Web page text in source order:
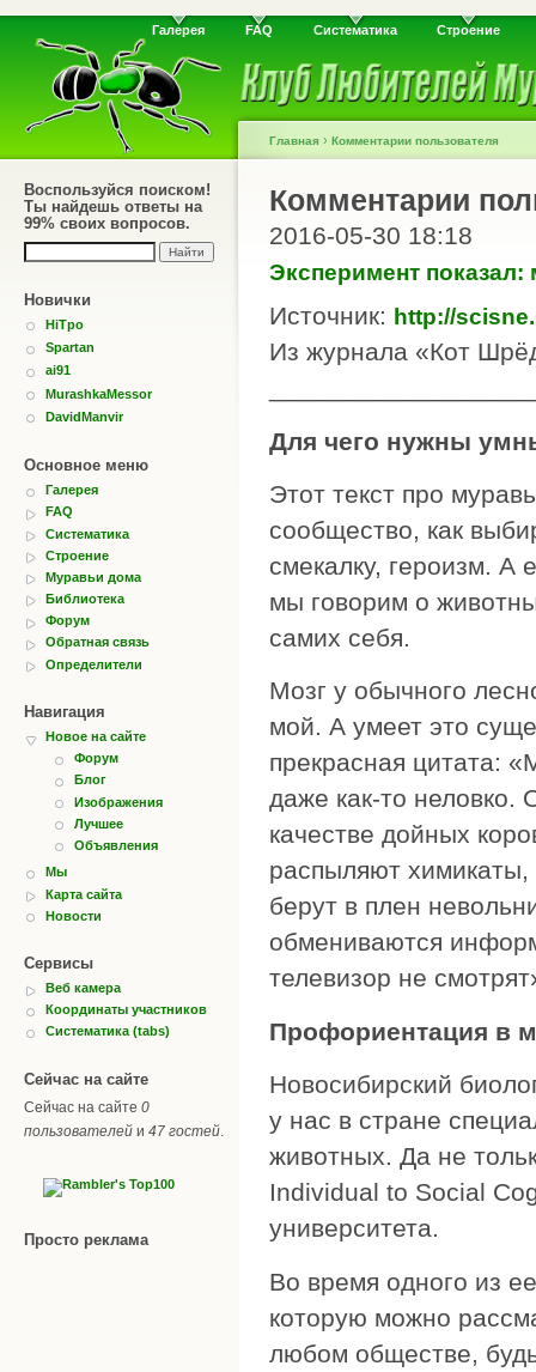
Галерея FAQ Систематика Строение
Воспользуйся поиском!
Ты найдешь ответы на
99% своих вопросов.
Новички
HiTpo
Spartan
ai91
MurashkaMessor
DavidManvir
Основное меню
Галерея
FAQ
Систематика
Строение
Муравьи дома
Библиотека
Форум
Обратная связь
Определители
Навигация
Новое на сайте
Форум
Блог
Изображения
Лучшее
Объявления
Мы
Карта сайта
Новости
Сервисы
Веб камера
Координаты участников
Систематика (tabs)
Сейчас на сайте
Сейчас на сайте 0
пользователей и 47 гостей.
Просто реклама
Главная › Комментарии пользователя
Комментарии
2016-05-30 18:18
Эксперимент показал:
Источник: http://
Из журнала «Кот
Для чего нужны
Этот текст про
сообщество, как
смекалку, героизм. А
мы говорим о
самих себя.
Мозг у обычного
мой. А умеет это
прекрасная цитата:
даже как-то неловко.
качестве дойных
распыляют химикаты,
берут в плен
обмениваются
телевизор не
Профориентация в
Новосибирский
у нас в стране
животных. Да не
Individual to Social
университета.
Во время одного из
которую можно
любом обществе,